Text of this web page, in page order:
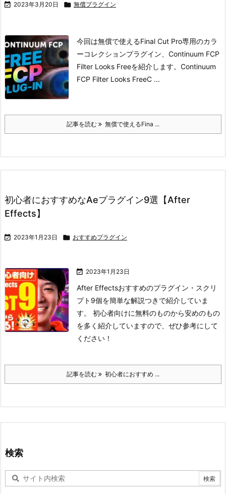
 2023年3月20日  無償プラグイン
今回は無償で使えるFinal Cut Pro専用のカラ
ーコレクションプラグイン、Continuum FCP
Filter Looks Freeを紹介します。 Continuum
FCP Filter Looks FreeC ...
記事を読む 無償で使えるFina ...
初心者におすすめなAeプラグイン9選【After
Effects】
 2023年1月23日  おすすめプラグイン
 2023年1月23日
After Effectsおすすめのプラグイン・スクリ
プト9個を簡単な解説つきで紹介していま
す。 初心者向けに無料のものから安めのもの
を多く紹介していますので、ぜひ参考にして
ください！
記事を読む 初心者におすすめ ...
検索